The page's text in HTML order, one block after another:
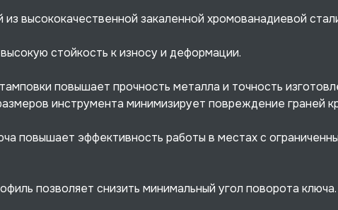
высококачественной закаленной хромованадиевой
стойкость к износу и деформации.
повышает прочность металла и точность
инструмента минимизирует повреждение граней
повышает эффективность работы в местах с
позволяет снизить минимальный угол поворота ключа.